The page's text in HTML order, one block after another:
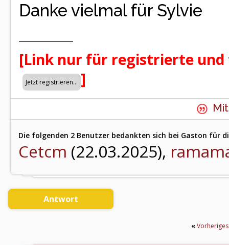
Danke vielmal für Sylvie
[Link nur für registrierte
]
Die folgenden 2 Benutzer bedankten sich bei Gaston für
Cetcm (22.03.2025),
Antwort
«